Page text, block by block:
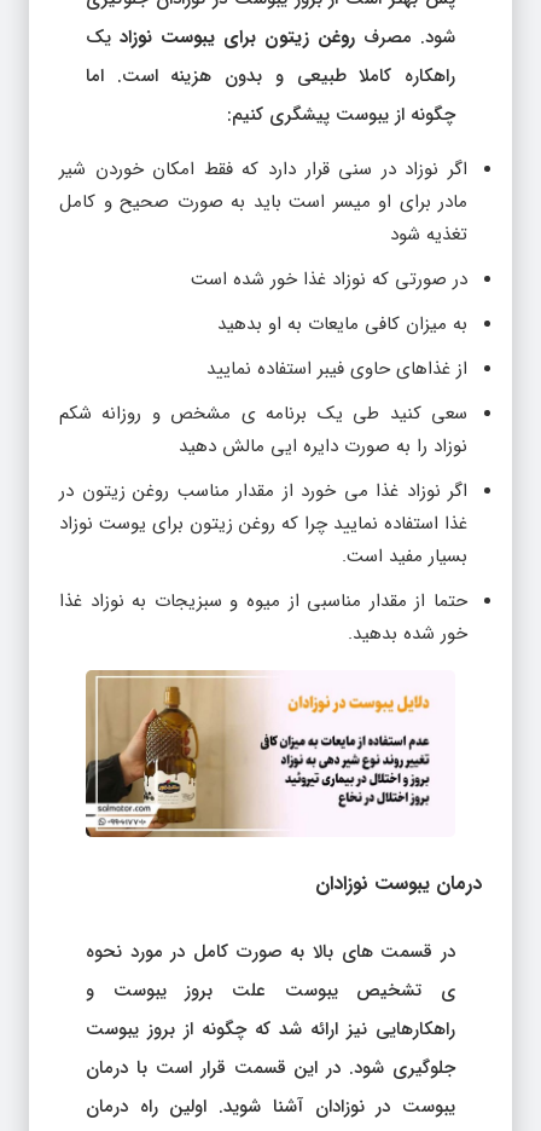
شود. مصرف روغن زیتون برای یبوست نوزاد یک
راهکاره کاملا طبیعی و بدون هزینه است. اما
چگونه از یبوست پیشگری کنیم:
اگر نوزاد در سنی قرار دارد که فقط امکان خوردن شیر
مادر برای او میسر است باید به صورت صحیح و کامل
تغذیه شود
در صورتی که نوزاد غذا خور شده است
به میزان کافی مایعات به او بدهید
از غذاهای حاوی فیبر استفاده نمایید
سعی کنید طی یک برنامه ی مشخص و روزانه شکم
نوزاد را به صورت دایره ایی مالش دهید
اگر نوزاد غذا می خورد از مقدار مناسب روغن زیتون در
غذا استفاده نمایید چرا که روغن زیتون برای یوست نوزاد
بسیار مفید است.
حتما از مقدار مناسبی از میوه و سبزیجات به نوزاد غذا
خور شده بدهید.
درمان یبوست نوزادان
در قسمت های بالا به صورت کامل در مورد نحوه
ی تشخیص یبوست علت بروز یبوست و
راهکارهایی نیز ارائه شد که چگونه از بروز یبوست
جلوگیری شود. در این قسمت قرار است با درمان
یبوست در نوزادان آشنا شوید. اولین راه درمان